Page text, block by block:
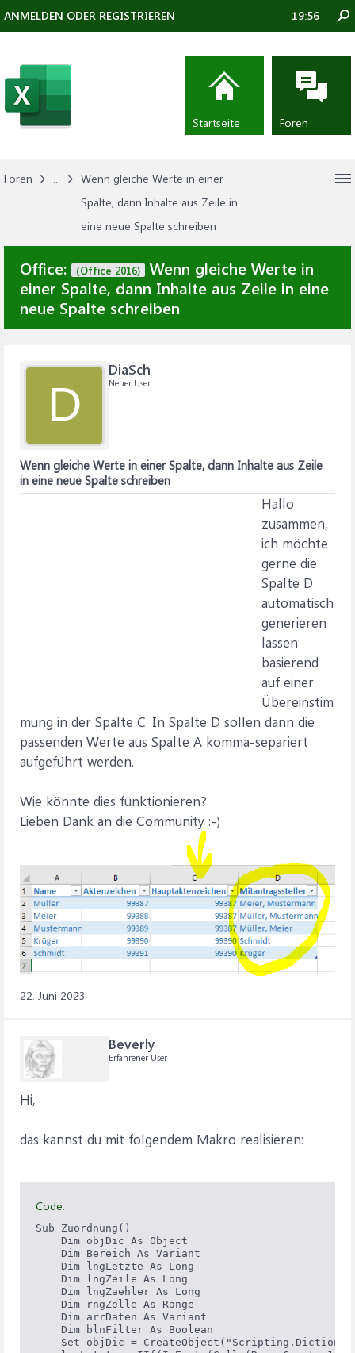
Foren ...
Wenn gleiche Werte in einer
Spalte, dann Inhalte aus Zeile in
eine neue Spalte schreiben
Office: (Office 2016)
Wenn gleiche Werte in
einer Spalte, dann Inhalte aus Zeile in eine
neue Spalte schreiben
D
DiaSch
Neuer User
Wenn gleiche Werte in einer Spalte, dann Inhalte aus Zeile
in eine neue Spalte schreiben
Hallo
zusammen,
ich möchte
gerne die
Spalte D
automatisch
generieren
lassen
basierend
auf einer
Übereinstim
mung in der Spalte C. In Spalte D sollen dann die
passenden Werte aus Spalte A komma-separiert
aufgeführt werden.
Wie könnte dies funktionieren?
Lieben Dank an die Community :-)
22. Juni 2023
Beverly
Erfahrener User
Hi,
das kannst du mit folgendem Makro realisieren:
Code:
Sub Zuordnung()
    Dim objDic As Object
    Dim Bereich As Variant
    Dim lngLetzte As Long
    Dim lngZeile As Long
    Dim lngZaehler As Long
    Dim rngZelle As Range
    Dim arrDaten As Variant
    Dim blnFilter As Boolean
Set objDic =
ANMELDEN ODER REGISTRIEREN 19:56
Startseite Foren